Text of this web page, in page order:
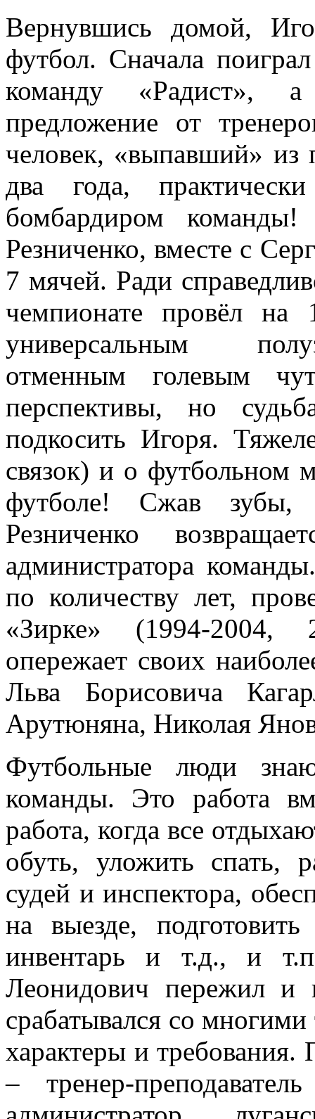
Вернувшись домой,
футбол. Сначала
команду «Радист», а
предложение от
человек, «выпавший» из
два года,
бомбардиром
Резниченко, вместе с
7 мячей. Ради
чемпионате провёл на
универсальным
отменным голевым
перспективы, но
подкосить Игоря.
связок) и о футбольном
футболе! Сжав зубы,
Резниченко
администратора
по количеству лет,
«Зирке» (1994-2004,
опережает своих
Льва Борисовича
Арутюняна, Николая
Футбольные люди
команды. Это работа
работа, когда все
обуть, уложить спать,
судей и инспектора,
на выезде,
инвентарь и т.д., и
Леонидович пережил и
срабатывался со
характеры и
– тренер-